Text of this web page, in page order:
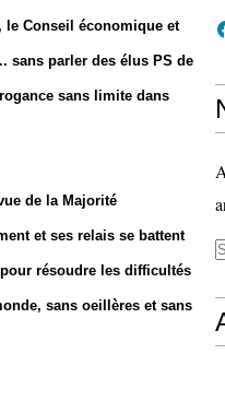
Conseil économique et
sans parler des élus PS de
sans limite dans
de la Majorité
et ses relais se battent
résoudre les difficultés
sans oeillères et sans